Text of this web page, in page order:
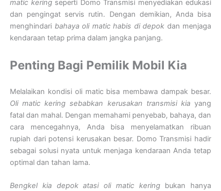
matic keringseperti Domo Transmisi menyediakan edukasi
dan pengingat servis rutin. Dengan demikian, Anda bisa
menghindari bahaya oli matic habis di depok dan menjaga
kendaraan tetap prima dalam jangka panjang.
Penting Bagi Pemilik Mobil Kia
Melalaikan kondisi oli matic bisa membawa dampak besar.
Oli matic kering sebabkan kerusakan transmisi kiayang
fatal dan mahal. Dengan memahami penyebab, bahaya, dan
cara mencegahnya, Anda bisa menyelamatkan ribuan
rupiah dari potensi kerusakan besar. Domo Transmisi hadir
sebagai solusi nyata untuk menjaga kendaraan Anda tetap
optimal dan tahan lama.
Bengkel kia depok atasi oli matic keringbukan hanya